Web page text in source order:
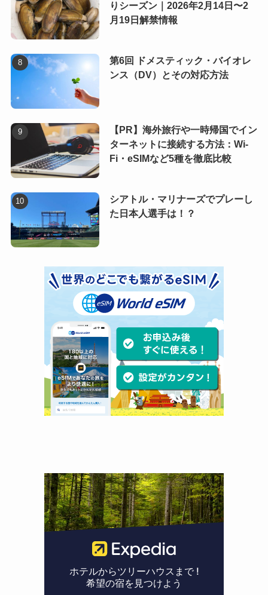
りシーズン｜2026年2月14日〜2
月19日解禁情報
第6回 ドメスティック・バイオレ
ンス（DV）とその対応方法
【PR】海外旅行や一時帰国でイン
ターネットに接続する方法：Wi-
Fi・eSIMなど5種を徹底比較
シアトル・マリナーズでプレーし
た日本人選手は！？